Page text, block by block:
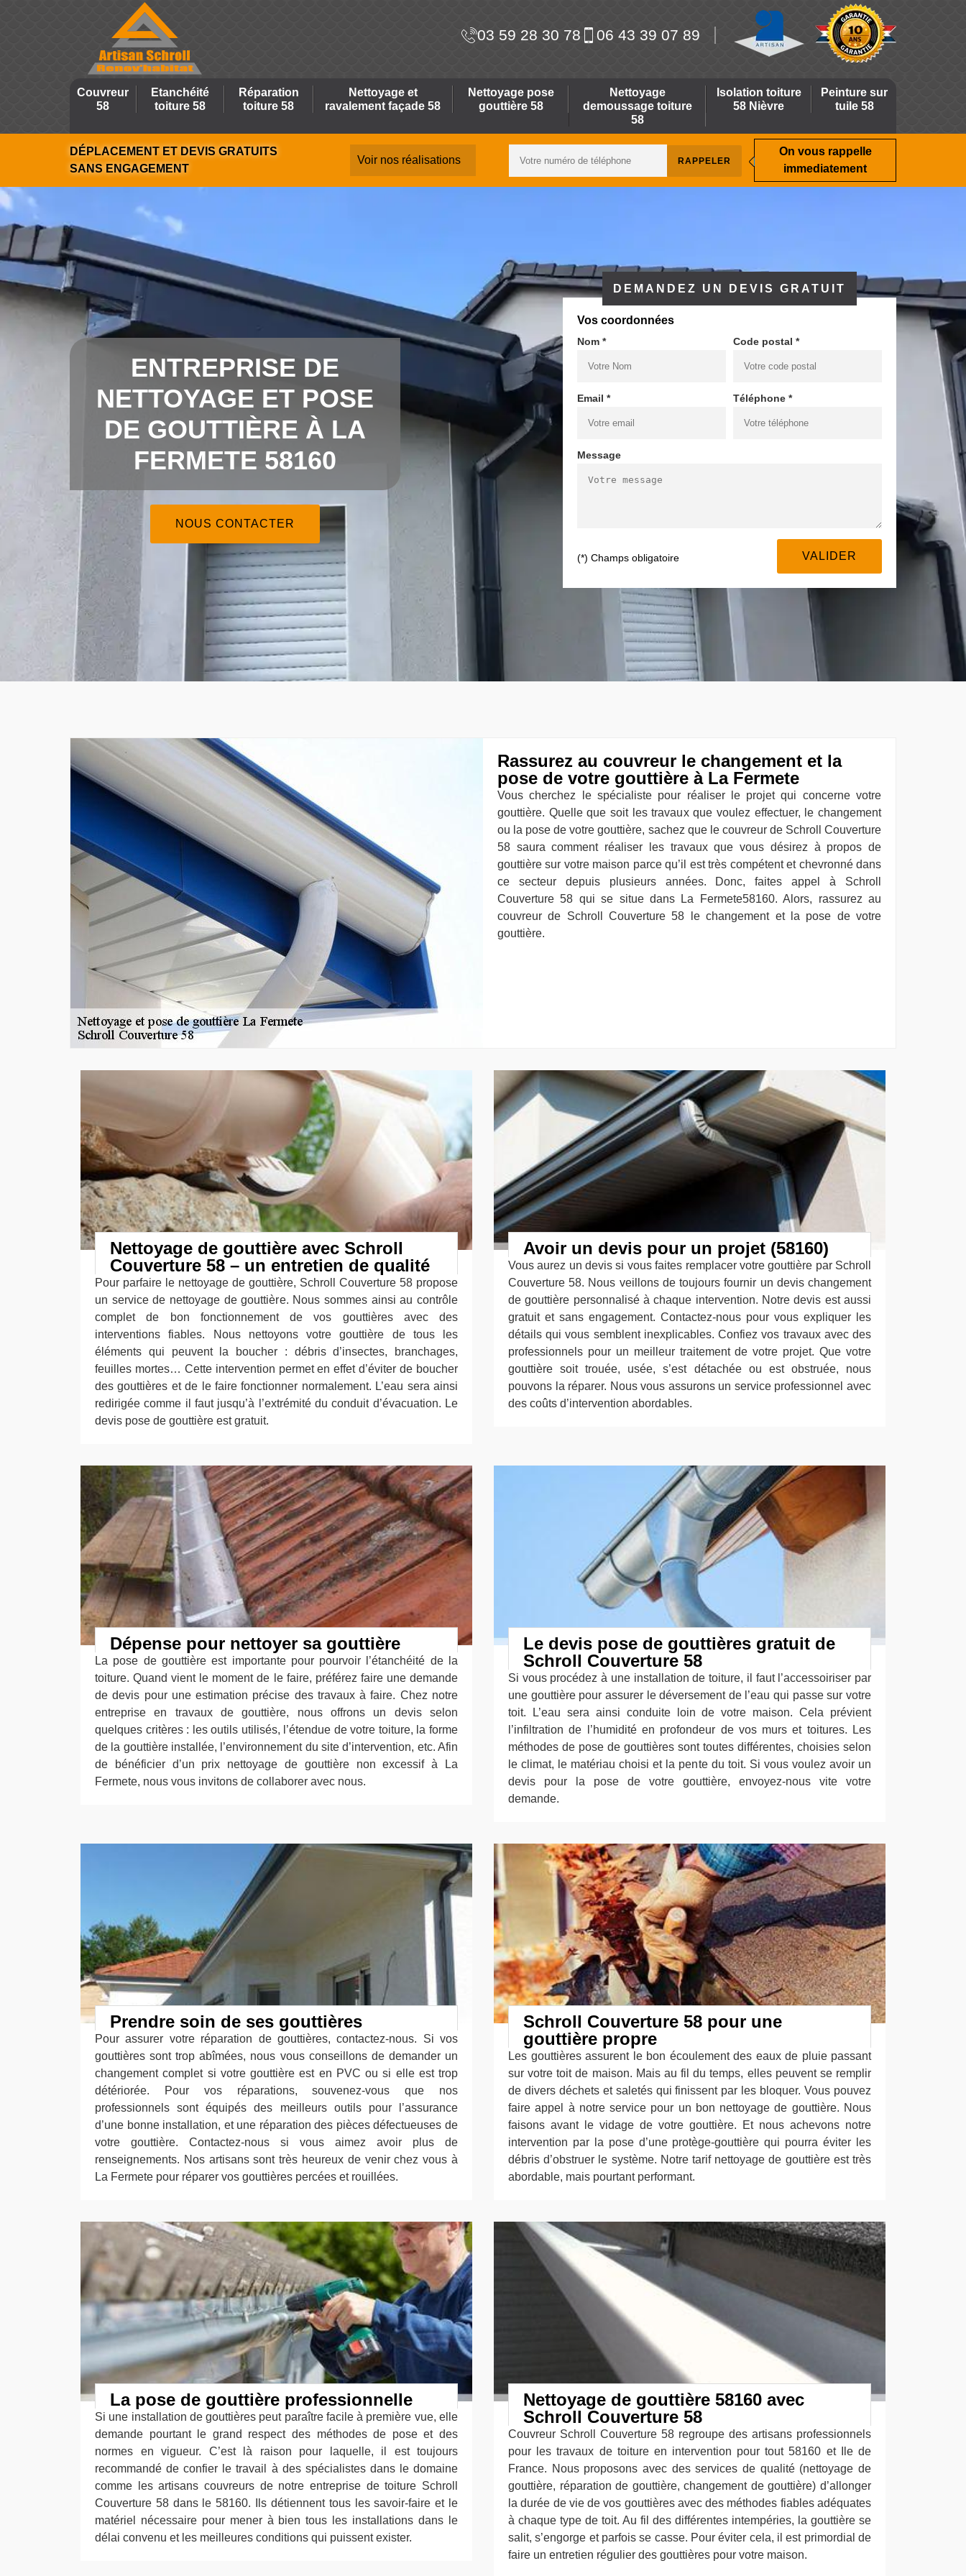
03 59 28 30 78 06 43 39 07 89
Couvreur
58
Etanchéité
toiture 58
Réparation
toiture 58
Nettoyage et
ravalement façade 58
Nettoyage pose
gouttière 58
Nettoyage
demoussage toiture
58
Isolation toiture
58 Nièvre
Peinture sur
tuile 58
DÉPLACEMENT ET DEVIS GRATUITS
SANS ENGAGEMENT
Voir nos réalisations
On vous rappelle
immediatement
ENTREPRISE DE
NETTOYAGE ET POSE
DE GOUTTIÈRE À LA
FERMETE 58160
NOUS CONTACTER
DEMANDEZ UN DEVIS GRATUIT
Vos coordonnées
Nom * Code postal *
Email * Téléphone *
Message
(*) Champs obligatoire
Rassurez au couvreur le changement et la
pose de votre gouttière à La Fermete
Vous cherchez le spécialiste pour réaliser le projet qui concerne votre
gouttière. Quelle que soit les travaux que voulez effectuer, le changement
ou la pose de votre gouttière, sachez que le couvreur de Schroll Couverture
58 saura comment réaliser les travaux que vous désirez à propos de
gouttière sur votre maison parce qu’il est très compétent et chevronné dans
ce secteur depuis plusieurs années. Donc, faites appel à Schroll
Couverture 58 qui se situe dans La Fermete58160. Alors, rassurez au
couvreur de Schroll Couverture 58 le changement et la pose de votre
gouttière.
Nettoyage de gouttière avec Schroll
Couverture 58 – un entretien de qualité
Pour parfaire le nettoyage de gouttière, Schroll Couverture 58 propose
un service de nettoyage de gouttière. Nous sommes ainsi au contrôle
complet de bon fonctionnement de vos gouttières avec des
interventions fiables. Nous nettoyons votre gouttière de tous les
éléments qui peuvent la boucher : débris d’insectes, branchages,
feuilles mortes… Cette intervention permet en effet d’éviter de boucher
des gouttières et de le faire fonctionner normalement. L’eau sera ainsi
redirigée comme il faut jusqu’à l’extrémité du conduit d’évacuation. Le
devis pose de gouttière est gratuit.
Avoir un devis pour un projet (58160)
Vous aurez un devis si vous faites remplacer votre gouttière par Schroll
Couverture 58. Nous veillons de toujours fournir un devis changement
de gouttière personnalisé à chaque intervention. Notre devis est aussi
gratuit et sans engagement. Contactez-nous pour vous expliquer les
détails qui vous semblent inexplicables. Confiez vos travaux avec des
professionnels pour un meilleur traitement de votre projet. Que votre
gouttière soit trouée, usée, s’est détachée ou est obstruée, nous
pouvons la réparer. Nous vous assurons un service professionnel avec
des coûts d’intervention abordables.
Dépense pour nettoyer sa gouttière
La pose de gouttière est importante pour pourvoir l’étanchéité de la
toiture. Quand vient le moment de le faire, préférez faire une demande
de devis pour une estimation précise des travaux à faire. Chez notre
entreprise en travaux de gouttière, nous offrons un devis selon
quelques critères : les outils utilisés, l’étendue de votre toiture, la forme
de la gouttière installée, l’environnement du site d’intervention, etc. Afin
de bénéficier d’un prix nettoyage de gouttière non excessif à La
Fermete, nous vous invitons de collaborer avec nous.
Le devis pose de gouttières gratuit de
Schroll Couverture 58
Si vous procédez à une installation de toiture, il faut l’accessoiriser par
une gouttière pour assurer le déversement de l’eau qui passe sur votre
toit. L’eau sera ainsi conduite loin de votre maison. Cela prévient
l’infiltration de l’humidité en profondeur de vos murs et toitures. Les
méthodes de pose de gouttières sont toutes différentes, choisies selon
le climat, le matériau choisi et la pente du toit. Si vous voulez avoir un
devis pour la pose de votre gouttière, envoyez-nous vite votre
demande.
Prendre soin de ses gouttières
Pour assurer votre réparation de gouttières, contactez-nous. Si vos
gouttières sont trop abîmées, nous vous conseillons de demander un
changement complet si votre gouttière est en PVC ou si elle est trop
détériorée. Pour vos réparations, souvenez-vous que nos
professionnels sont équipés des meilleurs outils pour l’assurance
d’une bonne installation, et une réparation des pièces défectueuses de
votre gouttière. Contactez-nous si vous aimez avoir plus de
renseignements. Nos artisans sont très heureux de venir chez vous à
La Fermete pour réparer vos gouttières percées et rouillées.
Schroll Couverture 58 pour une
gouttière propre
Les gouttières assurent le bon écoulement des eaux de pluie passant
sur votre toit de maison. Mais au fil du temps, elles peuvent se remplir
de divers déchets et saletés qui finissent par les bloquer. Vous pouvez
faire appel à notre service pour un bon nettoyage de gouttière. Nous
faisons avant le vidage de votre gouttière. Et nous achevons notre
intervention par la pose d’une protège-gouttière qui pourra éviter les
débris d’obstruer le système. Notre tarif nettoyage de gouttière est très
abordable, mais pourtant performant.
La pose de gouttière professionnelle
Si une installation de gouttières peut paraître facile à première vue, elle
demande pourtant le grand respect des méthodes de pose et des
normes en vigueur. C’est là raison pour laquelle, il est toujours
recommandé de confier le travail à des spécialistes dans le domaine
comme les artisans couvreurs de notre entreprise de toiture Schroll
Couverture 58 dans le 58160. Ils détiennent tous les savoir-faire et le
matériel nécessaire pour mener à bien tous les installations dans le
délai convenu et les meilleures conditions qui puissent exister.
Nettoyage de gouttière 58160 avec
Schroll Couverture 58
Couvreur Schroll Couverture 58 regroupe des artisans professionnels
pour les travaux de toiture en intervention pour tout 58160 et Ile de
France. Nous proposons avec des services de qualité (nettoyage de
gouttière, réparation de gouttière, changement de gouttière) d’allonger
la durée de vie de vos gouttières avec des méthodes fiables adéquates
à chaque type de toit. Au fil des différentes intempéries, la gouttière se
salit, s’engorge et parfois se casse. Pour éviter cela, il est primordial de
faire un entretien régulier des gouttières pour votre maison.